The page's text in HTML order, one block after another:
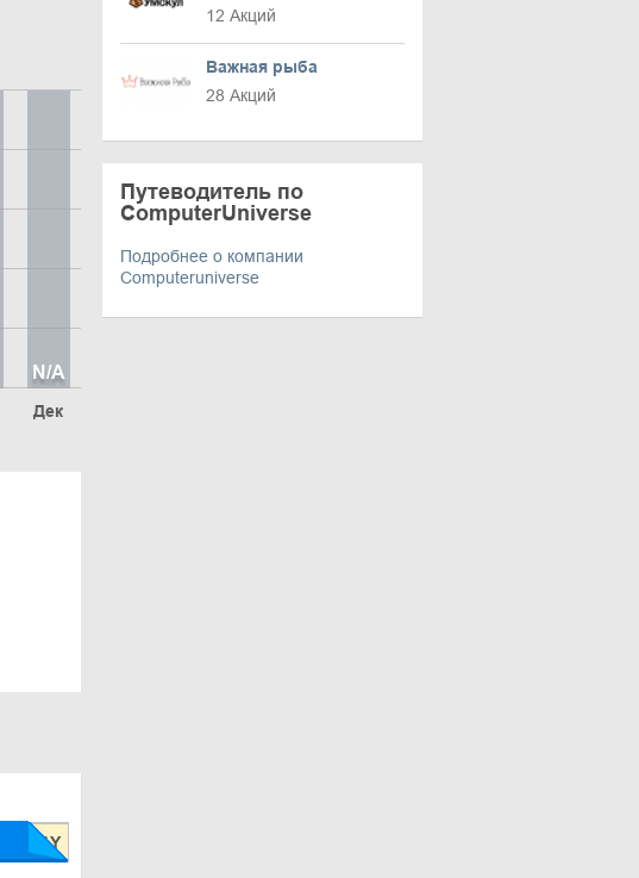
Дек
N/A
12 Акций
Важная рыба
28 Акций
Путеводитель по
ComputerUniverse
Подробнее о компании
Computeruniverse